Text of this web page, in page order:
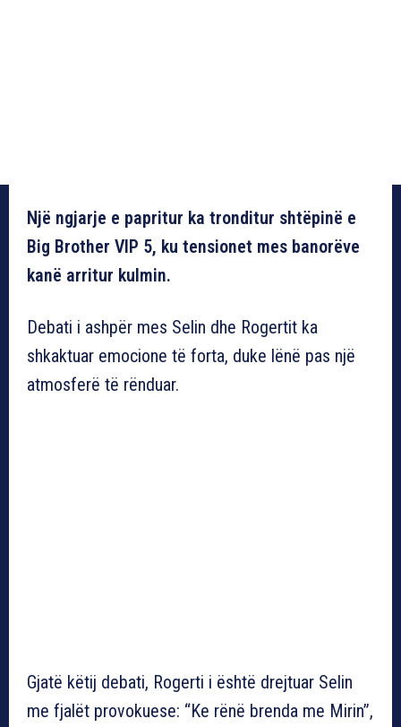
Një ngjarje e papritur ka tronditur shtëpinë e
Big Brother VIP 5, ku tensionet mes banorëve
kanë arritur kulmin.
Debati i ashpër mes Selin dhe Rogertit ka
shkaktuar emocione të forta, duke lënë pas një
atmosferë të rënduar.
Gjatë këtij debati, Rogerti i është drejtuar Selin
me fjalët provokuese: “Ke rënë brenda me Mirin”,